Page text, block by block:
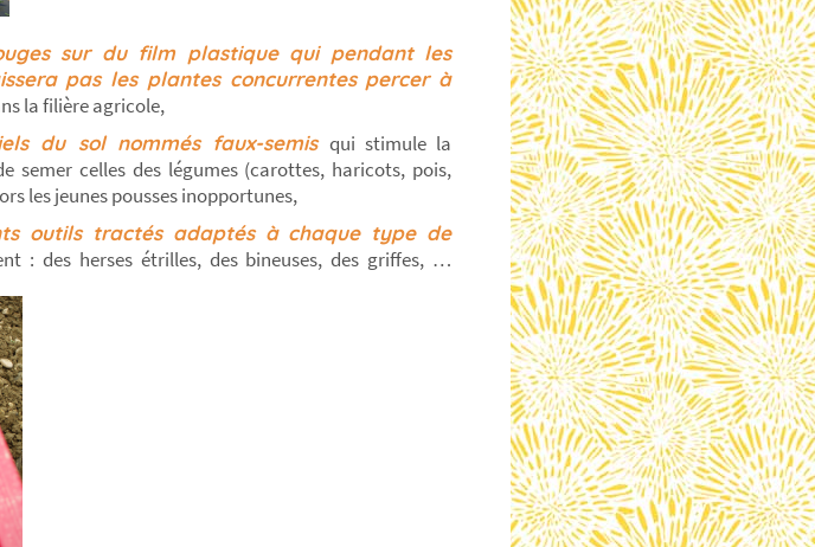
sur du film plastique qui pendant les
pas les plantes concurrentes percer à
la filière agricole,
du sol nommés faux-semis qui stimule la
semer celles des légumes (carottes, haricots, pois,
les jeunes pousses inopportunes,
outils tractés adaptés à chaque type de
: des herses étrilles, des bineuses, des griffes, …